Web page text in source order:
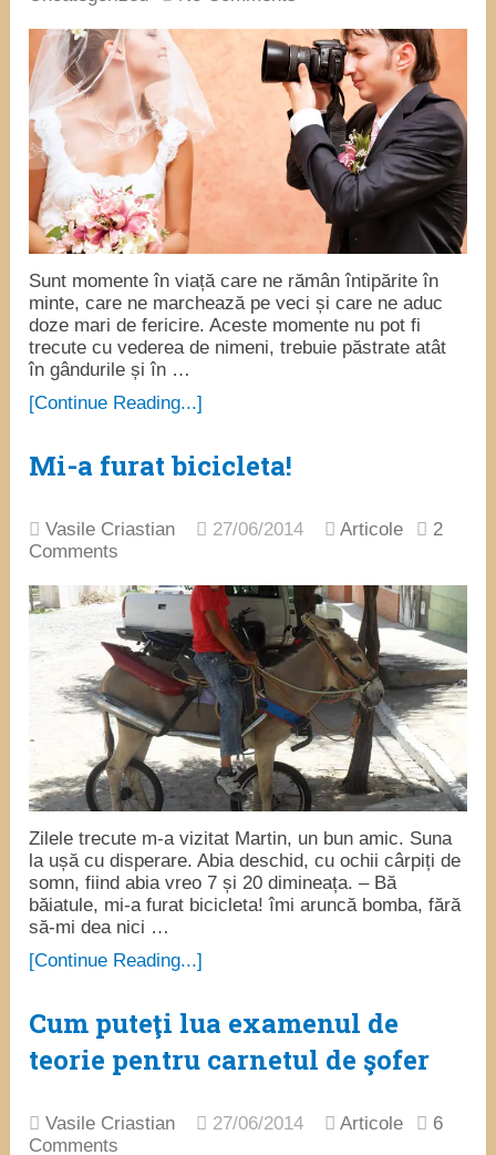
Sunt momente în viață care ne rămân întipărite în
minte, care ne marchează pe veci și care ne aduc
doze mari de fericire. Aceste momente nu pot fi
trecute cu vederea de nimeni, trebuie păstrate atât
în gândurile și în …
[Continue Reading...]
Mi-a furat bicicleta!
Vasile Criastian 27/06/2014 Articole
2
Comments
Zilele trecute m-a vizitat Martin, un bun amic. Suna
la ușă cu disperare. Abia deschid, cu ochii cârpiți de
somn, fiind abia vreo 7 și 20 dimineața. – Bă
băiatule, mi-a furat bicicleta! îmi aruncă bomba, fără
să-mi dea nici …
[Continue Reading...]
Cum puteţi lua examenul de
teorie pentru carnetul de şofer
Vasile Criastian 27/06/2014 Articole
6
Comments